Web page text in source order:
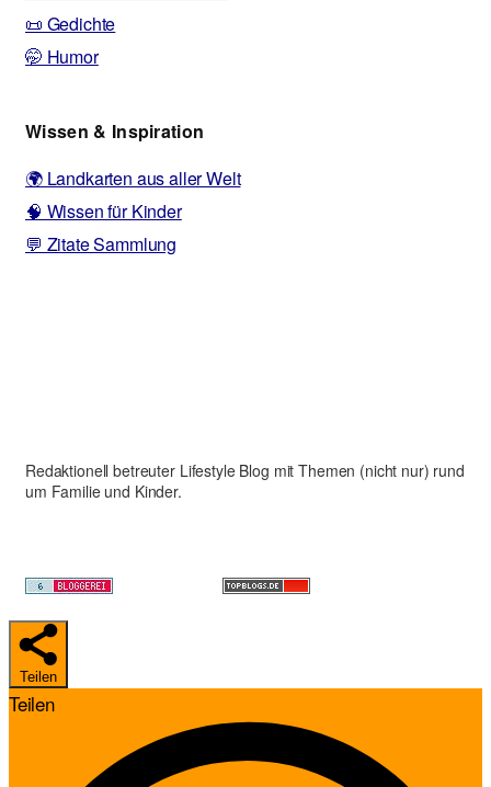
📜 Gedichte
🤭 Humor
Wissen & Inspiration
🌍 Landkarten aus aller Welt
🧠 Wissen für Kinder
💬 Zitate Sammlung
Redaktionell betreuter Lifestyle Blog mit Themen (nicht nur) rund
um Familie und Kinder.
Teilen
Teilen